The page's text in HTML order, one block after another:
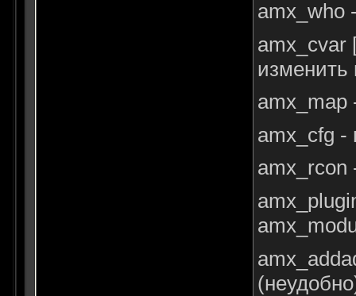
amx_who
amx_cvar
изменить
amx_map
amx_cfg -
amx_rcon